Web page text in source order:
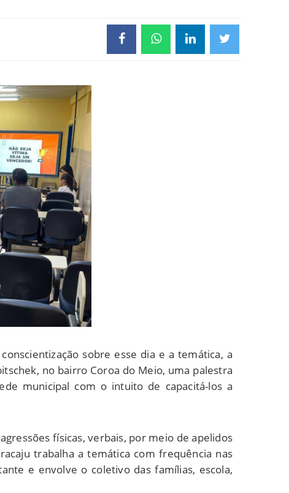
sobre esse dia e a temática, a
no bairro Coroa do Meio, uma palestra
municipal com o intuito de capacitá-los a
físicas, verbais, por meio de apelidos
trabalha a temática com frequência nas
e envolve o coletivo das famílias, escola,